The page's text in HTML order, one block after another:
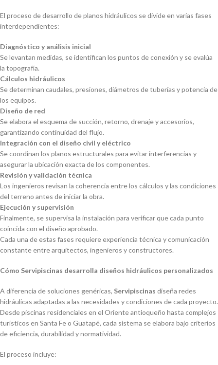
El proceso de desarrollo de planos hidráulicos se divide en varias fases
interdependientes:
Diagnóstico y análisis inicial
Se levantan medidas, se identifican los puntos de conexión y se evalúa
la topografía.
Cálculos hidráulicos
Se determinan caudales, presiones, diámetros de tuberías y potencia de
los equipos.
Diseño de red
Se elabora el esquema de succión, retorno, drenaje y accesorios,
garantizando continuidad del flujo.
Integración con el diseño civil y eléctrico
Se coordinan los planos estructurales para evitar interferencias y
asegurar la ubicación exacta de los componentes.
Revisión y validación técnica
Los ingenieros revisan la coherencia entre los cálculos y las condiciones
del terreno antes de iniciar la obra.
Ejecución y supervisión
Finalmente, se supervisa la instalación para verificar que cada punto
coincida con el diseño aprobado.
Cada una de estas fases requiere experiencia técnica y comunicación
constante entre arquitectos, ingenieros y constructores.
Cómo Servipiscinas desarrolla diseños hidráulicos personalizados
A diferencia de soluciones genéricas, Servipiscinas diseña redes
hidráulicas adaptadas a las necesidades y condiciones de cada proyecto.
Desde piscinas residenciales en el Oriente antioqueño hasta complejos
turísticos en Santa Fe o Guatapé, cada sistema se elabora bajo criterios
de eficiencia, durabilidad y normatividad.
El proceso incluye: